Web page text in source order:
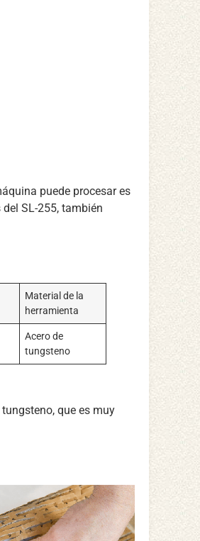
puede procesar es
SL-255, también
Material de la
herramienta
Acero de
tungsteno
que es muy